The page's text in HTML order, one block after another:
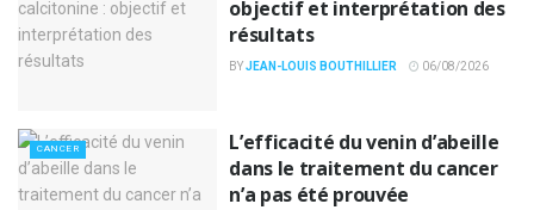
objectif et interprétation des
résultats
BYJEAN-LOUIS BOUTHILLIER 06/08/2026
CANCER
L’efficacité du venin d’abeille
dans le traitement du cancer
n’a pas été prouvée